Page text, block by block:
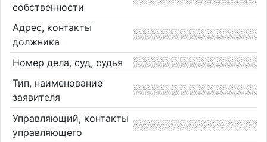
собственности
Адрес, контакты
должника
Номер дела, суд, судья
Тип, наименование
заявителя
Управляющий, контакты
управляющего